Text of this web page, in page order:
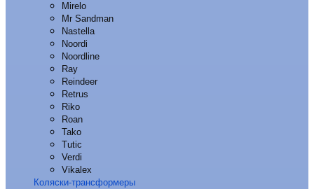
Mirelo
Mr Sandman
Nastella
Noordi
Noordline
Ray
Reindeer
Retrus
Riko
Roan
Tako
Tutic
Verdi
Vikalex
Коляски-трансформеры